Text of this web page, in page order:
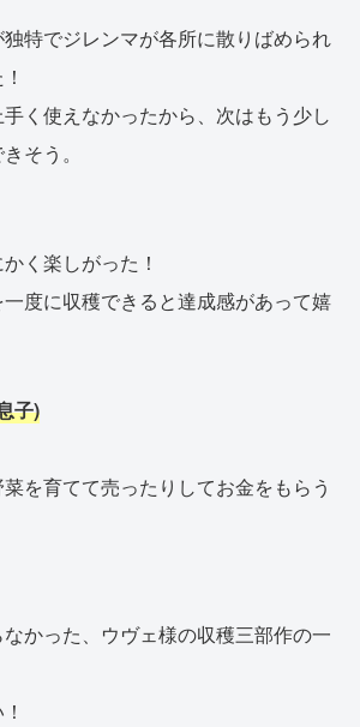
特でジレンマが各所に散りばめられ
く使えなかったから、次はもう少し
そう。
く楽しがった！
度に収穫できると達成感があって嬉
子)
を育てて売ったりしてお金をもらう
かった、ウヴェ様の収穫三部作の一